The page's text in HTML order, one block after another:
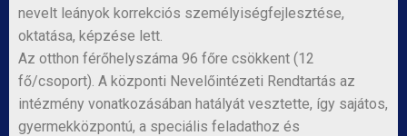
nevelt leányok korrekciós személyiségfejlesztése,
oktatása, képzése lett.
Az otthon férőhelyszáma 96 főre csökkent (12
fő/csoport). A központi Nevelőintézeti Rendtartás az
intézmény vonatkozásában hatályát vesztette, így sajátos,
gyermekközpontú, a speciális feladathoz és